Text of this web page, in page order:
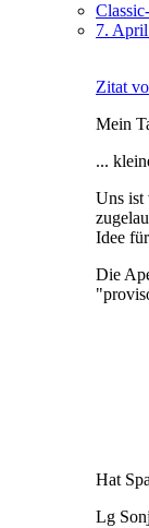
7.
Zitat
Mein
...
Uns ist
Idee
Die
Hat
Lg